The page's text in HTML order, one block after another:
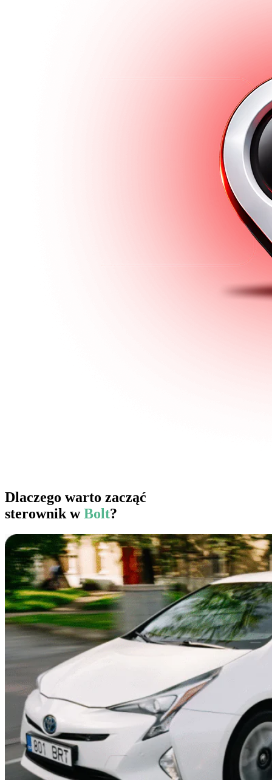
Dlaczego warto zacząć
sterownik wBolt?